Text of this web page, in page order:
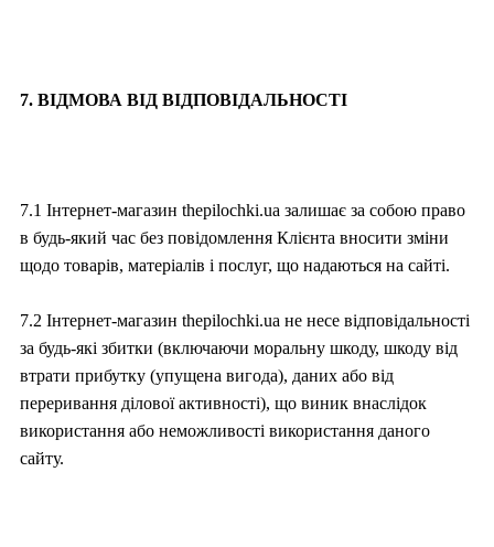
7. ВІДМОВА ВІД ВІДПОВІДАЛЬНОСТІ
7.1 Інтернет-магазин thepilochki.ua залишає за собою право
в будь-який час без повідомлення Клієнта вносити зміни
щодо товарів, матеріалів і послуг, що надаються на сайті.
7.2 Інтернет-магазин thepilochki.ua не несе відповідальності
за будь-які збитки (включаючи моральну шкоду, шкоду від
втрати прибутку (упущена вигода), даних або від
переривання ділової активності), що виник внаслідок
використання або неможливості використання даного
сайту.